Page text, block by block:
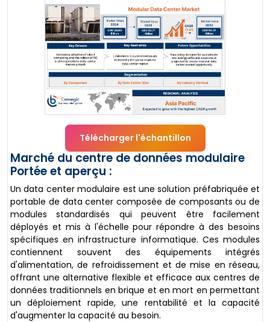
Télécharger l'échantillon
Marché du centre de données modulaire
Portée et aperçu :
Un data center modulaire est une solution préfabriquée et
portable de data center composée de composants ou de
modules standardisés qui peuvent être facilement
déployés et mis à l'échelle pour répondre à des besoins
spécifiques en infrastructure informatique. Ces modules
contiennent souvent des équipements intégrés
d'alimentation, de refroidissement et de mise en réseau,
offrant une alternative flexible et efficace aux centres de
données traditionnels en brique et en mort en permettant
un déploiement rapide, une rentabilité et la capacité
d'augmenter la capacité au besoin.